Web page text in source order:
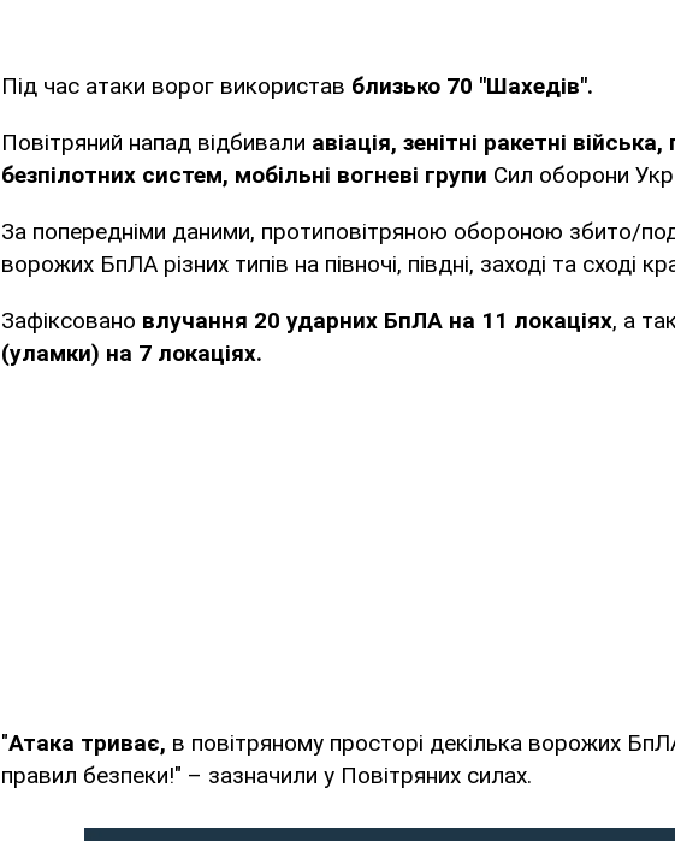
Під час атаки ворог використав близько 70 "Шахедів".
Повітряний напад відбивали авіація, зенітні ракетні
безпілотних систем, мобільні вогневі групи Сил оборони
За попередніми даними, протиповітряною обороною збито/
ворожих БпЛА різних типів на півночі, півдні, заході та сході
Зафіксовано влучання 20 ударних БпЛА на 11 локаціях, а
(уламки) на 7 локаціях.
"Атака триває, в повітряному просторі декілька ворожих
правил безпеки!" – зазначили у Повітряних силах.